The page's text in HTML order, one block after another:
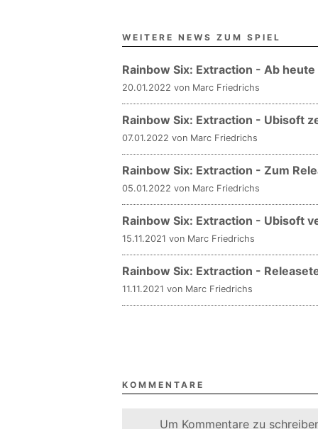
WEITERE NEWS ZUM SPIEL
Rainbow Six: Extraction - Ab
20.01.2022 von Marc Friedrichs
Rainbow Six: Extraction - Ubisoft
07.01.2022 von Marc Friedrichs
Rainbow Six: Extraction - Zum
05.01.2022 von Marc Friedrichs
Rainbow Six: Extraction - Ubisoft
15.11.2021 von Marc Friedrichs
Rainbow Six: Extraction -
11.11.2021 von Marc Friedrichs
KOMMENTARE
Um Kommentare zu